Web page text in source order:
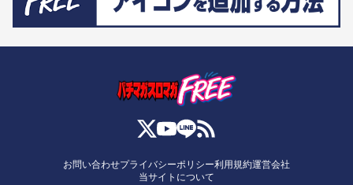
お問い合わせプライバシーポリシー利用規約運営会社
当サイトについて